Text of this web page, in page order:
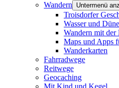
Wandern
Untermenü
Troisdorfer
Wasser und
Wandern mit
Maps und Apps
Wanderkarten
Fahrradwege
Reitwege
Geocaching
Mit Kind und Kegel